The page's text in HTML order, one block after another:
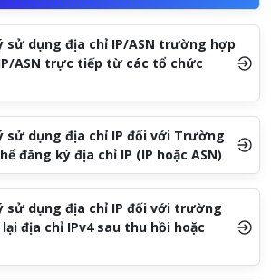
sử dụng địa chỉ IP/ASN trường hợp
ASN trực tiếp từ các tổ chức
sử dụng địa chỉ IP đối với Trường
đăng ký địa chỉ IP (IP hoặc ASN)
sử dụng địa chỉ IP đối với trường
địa chỉ IPv4 sau thu hồi hoặc